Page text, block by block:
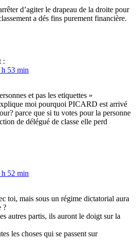
d’agiter le drapeau de la droite pour
a dés fins purement financière.
:
53 min
et pas les etiquettes »
moi pourquoi PICARD est arrivé
parce que si tu votes pour la personne
de délégué de classe elle perd
52 min
toi, mais sous un régime dictatorial aura
?
autres partis, ils auront le doigt sur la
les choses qui se passent sur